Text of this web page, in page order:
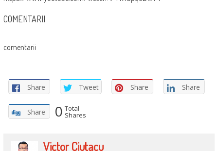
COMENTARII
comentarii
Share Tweet Share Share
Share 0 Total
Shares
Victor Ciutacu